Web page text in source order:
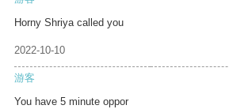
Horny Shriya called you
2022-10-10
游客
You have 5 minute oppor